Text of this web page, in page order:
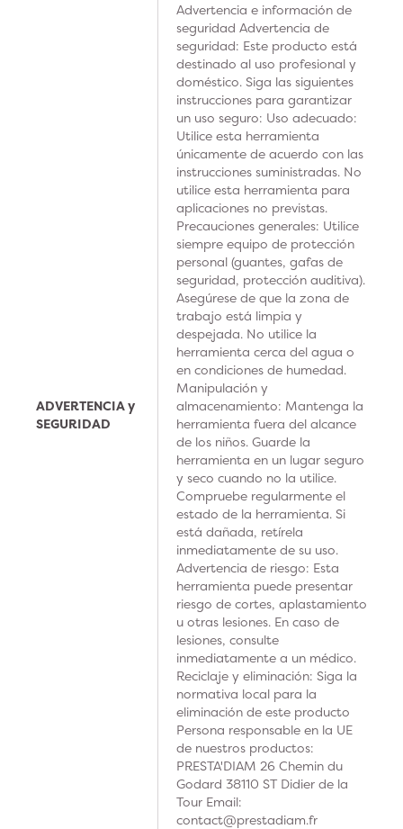
ADVERTENCIA y
SEGURIDAD
Advertencia e información de
seguridad Advertencia de
seguridad: Este producto está
destinado al uso profesional y
doméstico. Siga las siguientes
instrucciones para garantizar
un uso seguro: Uso adecuado:
Utilice esta herramienta
únicamente de acuerdo con las
instrucciones suministradas. No
utilice esta herramienta para
aplicaciones no previstas.
Precauciones generales: Utilice
siempre equipo de protección
personal (guantes, gafas de
seguridad, protección auditiva).
Asegúrese de que la zona de
trabajo está limpia y
despejada. No utilice la
herramienta cerca del agua o
en condiciones de humedad.
Manipulación y
almacenamiento: Mantenga la
herramienta fuera del alcance
de los niños. Guarde la
herramienta en un lugar seguro
y seco cuando no la utilice.
Compruebe regularmente el
estado de la herramienta. Si
está dañada, retírela
inmediatamente de su uso.
Advertencia de riesgo: Esta
herramienta puede presentar
riesgo de cortes, aplastamiento
u otras lesiones. En caso de
lesiones, consulte
inmediatamente a un médico.
Reciclaje y eliminación: Siga la
normativa local para la
eliminación de este producto
Persona responsable en la UE
de nuestros productos:
PRESTA'DIAM 26 Chemin du
Godard 38110 ST Didier de la
Tour Email:
contact@prestadiam.fr